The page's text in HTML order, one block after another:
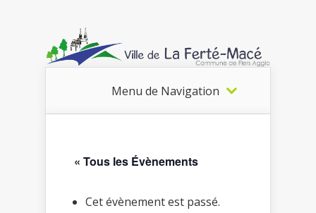
Menu de Navigation
« Tous les Évènements
Cet évènement est passé.